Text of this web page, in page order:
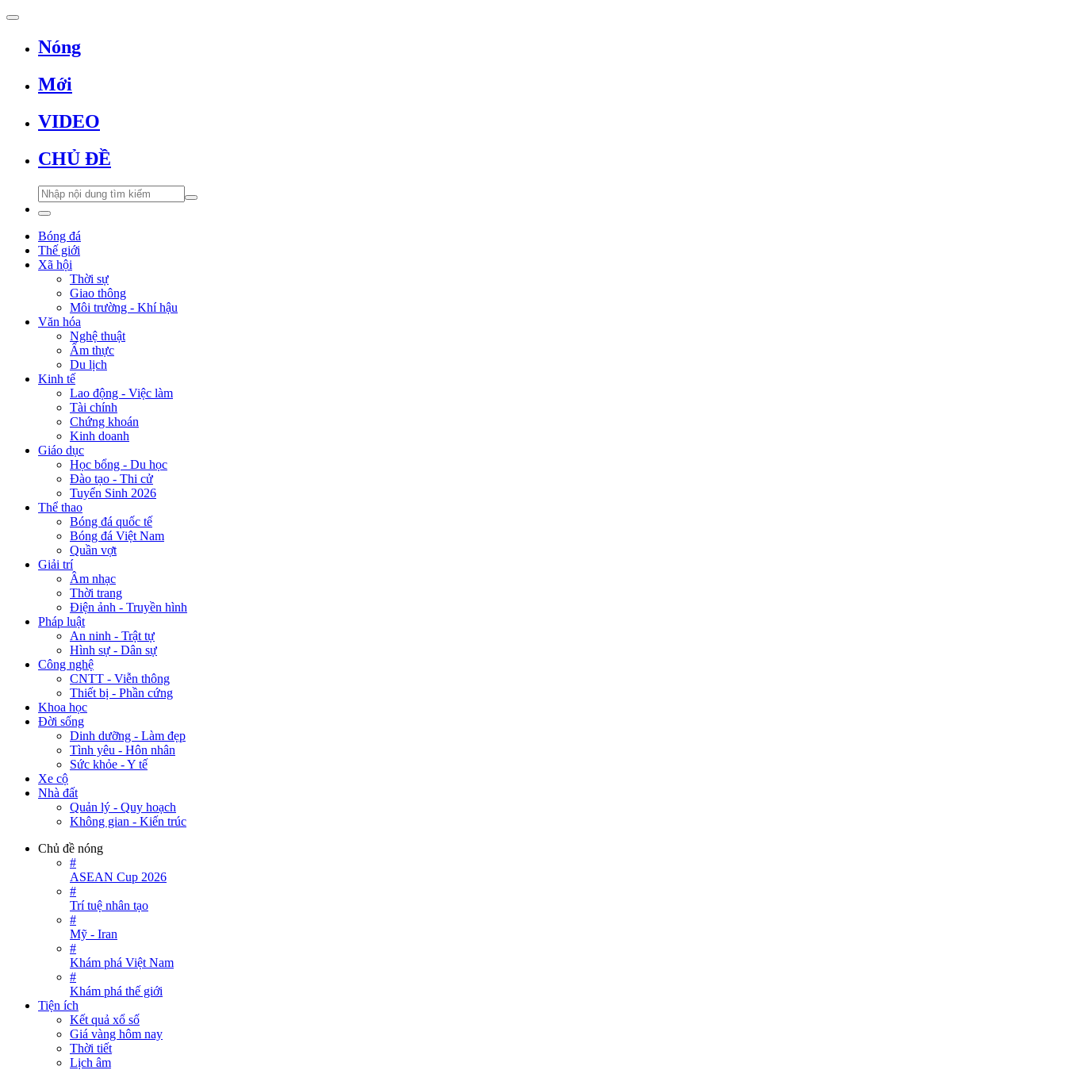
Nóng
Mới
VIDEO
CHỦ ĐỀ
Bóng đá
Thế giới
Xã hội
Thời sự
Giao thông
Môi trường - Khí hậu
Văn hóa
Nghệ thuật
Ẩm thực
Du lịch
Kinh tế
Lao động - Việc làm
Tài chính
Chứng khoán
Kinh doanh
Giáo dục
Học bổng - Du học
Đào tạo - Thi cử
Tuyển Sinh 2026
Thể thao
Bóng đá quốc tế
Bóng đá Việt Nam
Quần vợt
Giải trí
Âm nhạc
Thời trang
Điện ảnh - Truyền hình
Pháp luật
An ninh - Trật tự
Hình sự - Dân sự
Công nghệ
CNTT - Viễn thông
Thiết bị - Phần cứng
Khoa học
Đời sống
Dinh dưỡng - Làm đẹp
Tình yêu - Hôn nhân
Sức khỏe - Y tế
Xe cộ
Nhà đất
Quản lý - Quy hoạch
Không gian - Kiến trúc
Chủ đề nóng
#
ASEAN Cup 2026
#
Trí tuệ nhân tạo
#
Mỹ - Iran
#
Khám phá Việt Nam
#
Khám phá thế giới
Tiện ích
Kết quả xổ số
Giá vàng hôm nay
Thời tiết
Lịch âm